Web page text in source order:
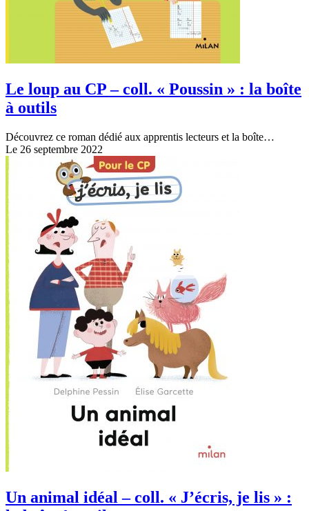
Le loup au CP – coll. « Poussin » : la boîte
à outils
Découvrez ce roman dédié aux apprentis lecteurs et la boîte…
Le 26 septembre 2022
Un animal idéal – coll. « J’écris, je lis » :